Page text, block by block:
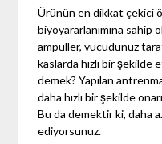
Ürünün en dikkat çekici
biyoyararlanımına sahip
ampuller, vücudunuz
kaslarda hızlı bir
demek? Yapılan
daha hızlı bir şekilde
Bu da demektir ki, daha
ediyorsunuz.